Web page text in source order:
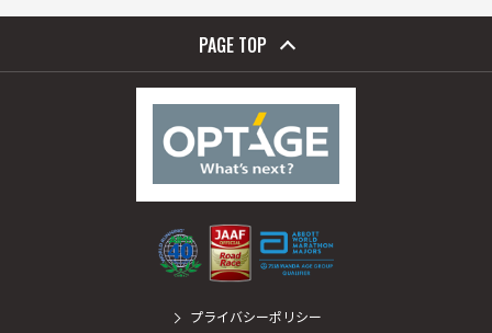
PAGE TOP
プライバシーポリシー